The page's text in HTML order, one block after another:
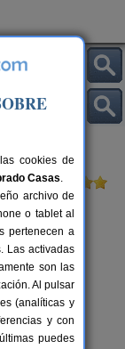
2-4+2 pers.
25 €
cookies de
Casas.
archivo de
o tablet al
pertenecen a
Las activadas
son las
Al pulsar
(analíticas y
y con
puedes